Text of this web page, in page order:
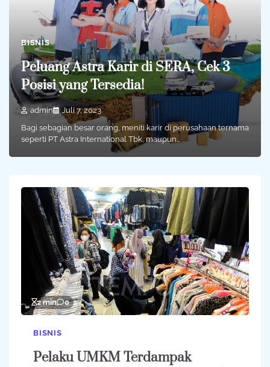
BISNIS
Peluang Astra Karir di SERA, Cek 3
Posisi yang Tersedia!
admin
Juli 7, 2023
Bagi sebagian besar orang, meniti karir di perusahaan ternama
seperti PT Astra International Tbk, maupun…
2 min 0
BISNIS
Pelaku UMKM Terdampak